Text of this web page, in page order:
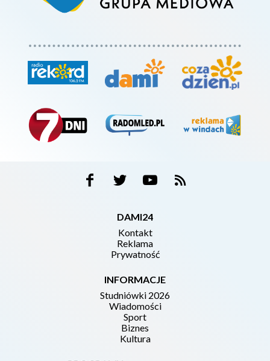
DAMI24
Kontakt
Reklama
Prywatność
INFORMACJE
Studniówki 2026
Wiadomości
Sport
Biznes
Kultura